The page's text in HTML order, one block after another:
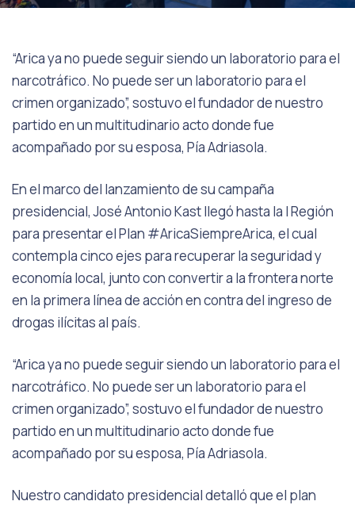
“Arica ya no puede seguir siendo un laboratorio para el
narcotráfico. No puede ser un laboratorio para el
crimen organizado”, sostuvo el fundador de nuestro
partido en un multitudinario acto donde fue
acompañado por su esposa, Pía Adriasola.
En el marco del lanzamiento de su campaña
presidencial, José Antonio Kast llegó hasta la I Región
para presentar el Plan #AricaSiempreArica, el cual
contempla cinco ejes para recuperar la seguridad y
economía local, junto con convertir a la frontera norte
en la primera línea de acción en contra del ingreso de
drogas ilícitas al país.
“Arica ya no puede seguir siendo un laboratorio para el
narcotráfico. No puede ser un laboratorio para el
crimen organizado”, sostuvo el fundador de nuestro
partido en un multitudinario acto donde fue
acompañado por su esposa, Pía Adriasola.
Nuestro candidato presidencial detalló que el plan